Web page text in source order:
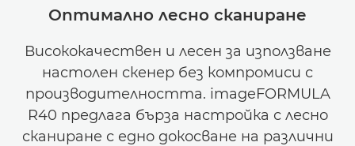
Оптимално лесно сканиране
Висококачествен и лесен за използване
настолен скенер без компромиси с
производителността. imageFORMULA
R40 предлага бърза настройка с лесно
сканиране с едно докосване на различни